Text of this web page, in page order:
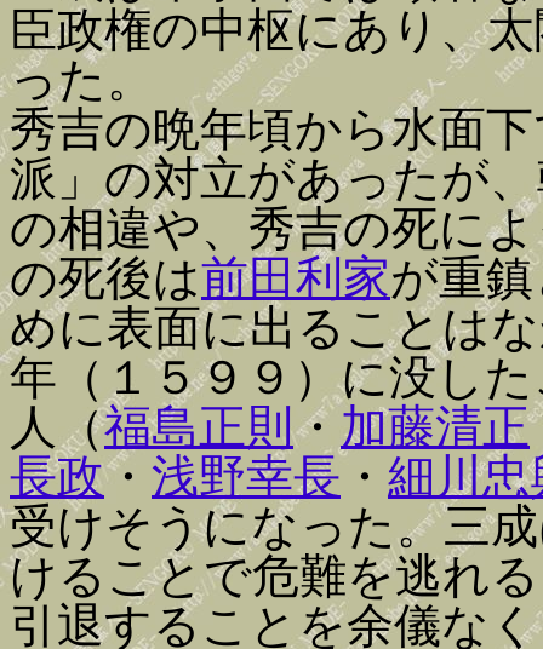
臣政権の中枢にあり、
った。
秀吉の晩年頃から水面
派」の対立があったが
の相違や、秀吉の死に
の死後は前田利家が重
めに表面に出ることは
年（１５９９）に没し
人（福島正則・ 加藤清正
長政・ 浅野幸長 ・ 細川忠
受けそうになった。三
けることで危難を逃れ
引退することを余儀な